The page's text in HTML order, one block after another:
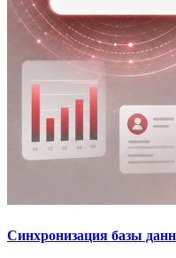
Синхронизация базы